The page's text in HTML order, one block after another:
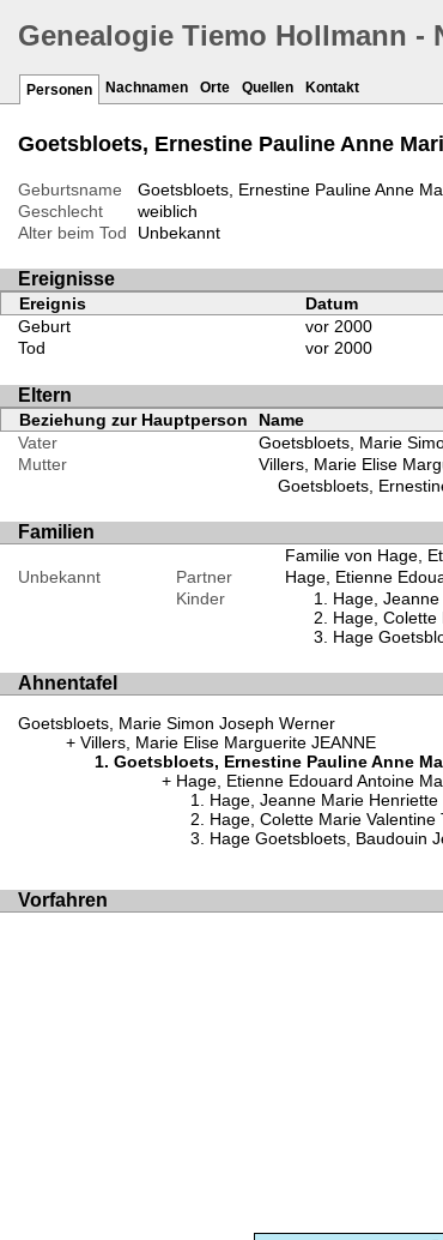
Genealogie Tiemo Hollmann -
Personen Nachnamen Orte Quellen Kontakt
Goetsbloets, Ernestine Pauline Anne
Geburtsname
Goetsbloets, Ernestine Pauline Anne
Geschlecht
weiblich
Alter beim Tod
Unbekannt
Ereignisse
Ereignis Datum
Geburt
vor 2000
Tod
vor 2000
Eltern
Beziehung zur Hauptperson Name
Vater
Goetsbloets, Marie
Mutter
Villers, Marie Elise
Goetsbloets,
Familien
Familie von Hage,
Unbekannt
Partner
Hage, Etienne
Kinder
Hage,
Hage, Colette
Hage
Ahnentafel
Goetsbloets, Marie Simon Joseph Werner
Villers, Marie Elise Marguerite JEANNE
Goetsbloets, Ernestine Pauline Anne
Hage, Etienne Edouard Antoine
Hage, Jeanne Marie Henriette
Hage, Colette Marie Valentine
Hage Goetsbloets, Baudouin
Vorfahren